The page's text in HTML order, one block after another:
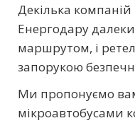
Декілька
Енергодару
маршрутом, і
запорукою
Ми пропонуємо
мікроавтобусами